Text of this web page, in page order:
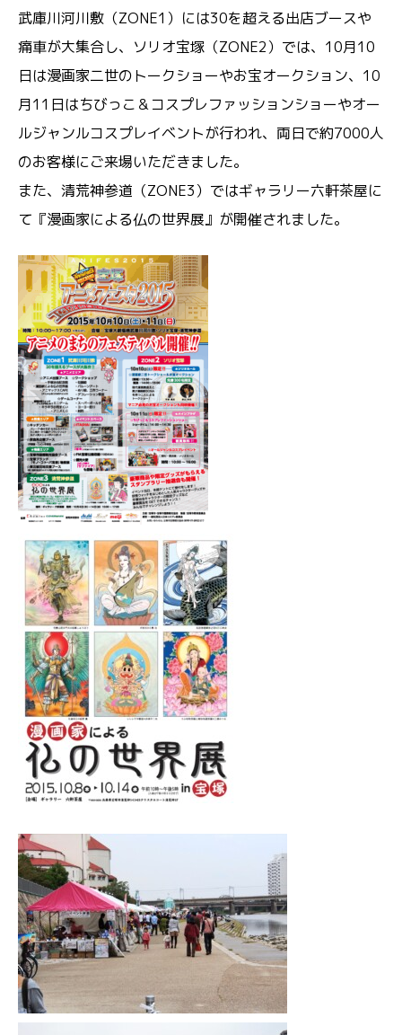
武庫川河川敷（ZONE1）には30を超える出店ブースや
痛車が大集合し、ソリオ宝塚（ZONE2）では、10月10
日は漫画家二世のトークショーやお宝オークション、10
月11日はちびっこ＆コスプレファッションショーやオー
ルジャンルコスプレイベントが行われ、両日で約7000人
のお客様にご来場いただきました。
また、清荒神参道（ZONE3）ではギャラリー六軒茶屋に
て『漫画家による仏の世界展』が開催されました。